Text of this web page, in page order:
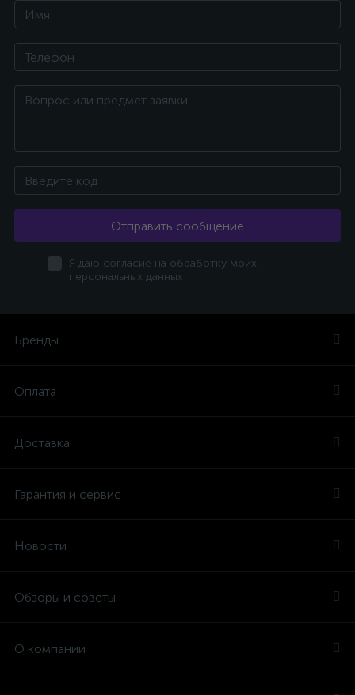
Отправить сообщение
Я даю согласие на обработку моих
персональных данных
Бренды
Оплата
Доставка
Гарантия и сервис
Новости
Обзоры и советы
О компании